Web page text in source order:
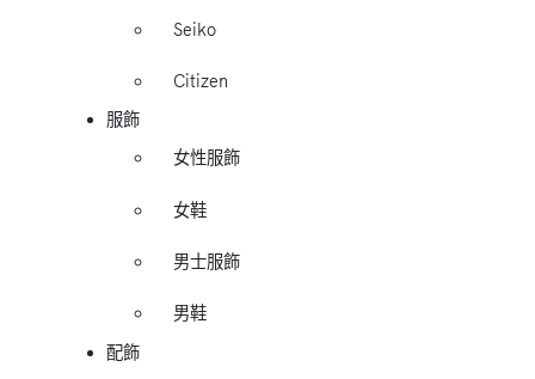
Seiko
Citizen
服飾
女性服飾
女鞋
男士服飾
男鞋
配飾